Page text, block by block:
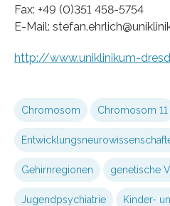
Fax: +49 (0)351 458-5754
E-Mail:
http://www.uniklinikum-
Chromosom Chromosom 11
Gehirnregionen genetische
Jugendpsychiatrie Kinder-